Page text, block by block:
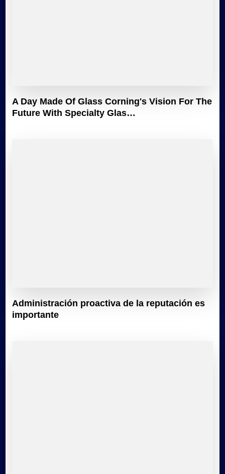
A Day Made Of Glass Corning's Vision For The
Future With Specialty Glas…
Administración proactiva de la reputación es
importante